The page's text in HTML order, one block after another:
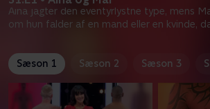
Aina jagter den eventyrlystne type, mens
om hun falder af en mand eller en kvinde,
Sæson 1 Sæson 2 Sæson 3